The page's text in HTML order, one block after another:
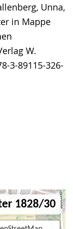
Unna,
in Mappe
W.
3-89115-326-